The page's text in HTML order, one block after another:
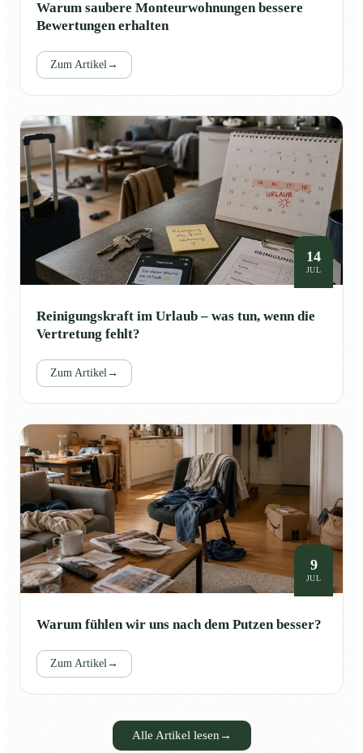
Warum saubere Monteurwohnungen bessere
Bewertungen erhalten
Zum Artikel →
14
JUL
Reinigungskraft im Urlaub – was tun, wenn die
Vertretung fehlt?
Zum Artikel →
9
JUL
Warum fühlen wir uns nach dem Putzen besser?
Zum Artikel →
Alle Artikel lesen →